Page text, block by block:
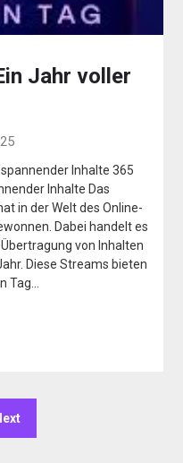
Jahr voller
Inhalte 365
Inhalte Das
in der Welt des Online-
Dabei handelt es
von Inhalten
Diese Streams bieten
Tag…